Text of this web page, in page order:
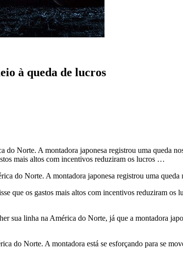
à queda de lucros
Norte. A montadora japonesa registrou uma queda
mais altos com incentivos reduziram os lucros …
do Norte. A montadora japonesa registrou uma
que os gastos mais altos com incentivos reduziram
sua linha na América do Norte, já que a montadora
do Norte. A montadora está se esforçando para se